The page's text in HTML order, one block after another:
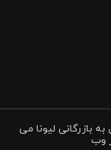
بازرگانی لیونا می
وب